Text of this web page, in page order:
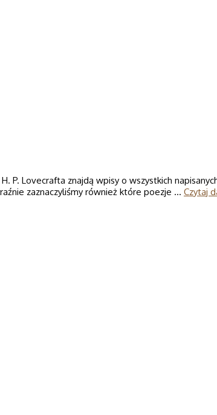
P. Lovecrafta znajdą wpisy o wszystkich
zaznaczyliśmy również które poezje … Czytaj